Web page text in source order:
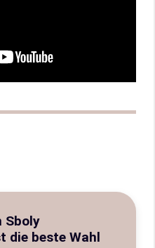
Sboly
die beste Wahl